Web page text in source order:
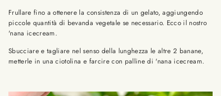
Frullare fino a ottenere la consistenza di un gelato, aggiungendo
piccole quantità di bevanda vegetale se necessario. Ecco il nostro
'nana icecream.
Sbucciare e tagliare nel senso della lunghezza le altre 2 banane,
metterle in una ciotolina e farcire con palline di 'nana icecream.